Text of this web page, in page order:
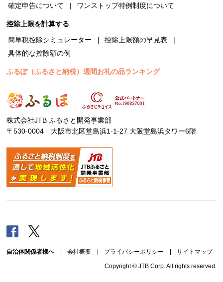
確定申告について
ワンストップ特例制度について
控除上限を計算する
簡単税控除シミュレーター
控除上限額の早見表
具体的な控除額の例
ふるぽ（ふるさと納税）週間お礼の品ランキング
株式会社JTB ふるさと開発事業部
〒530-0004 大阪市北区堂島浜1-1-27 大阪堂島浜タワー6階
Facebook
自治体関係者様へ| 会社概要 プライバシーポリシー サイトマップ
Copyright © JTB Corp. All rights reserved.